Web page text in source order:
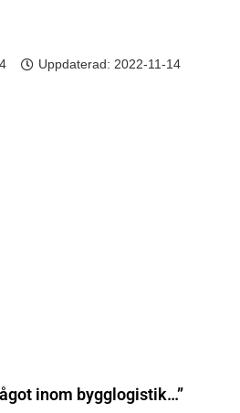
Uppdaterad: 2022-11-14
inom bygglogistik…”